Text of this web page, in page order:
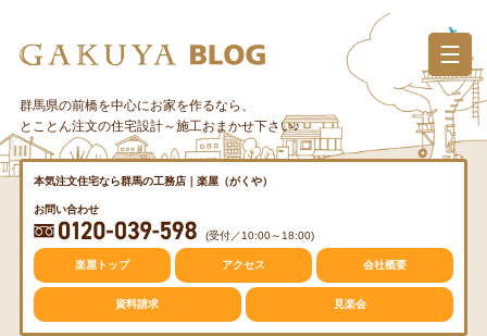
へ
ス
群馬県の前橋を中心にお家を作るなら、
とことん注文の住宅設計～施工おまかせ下さい♪
本気注文住宅なら群馬の工務店｜楽屋（がくや）
お問い合わせ
(受付／10:00～18:00)
楽屋トップ アクセス 会社概要
資料請求 見楽会
カテゴリー
質問・疑問
トレンド